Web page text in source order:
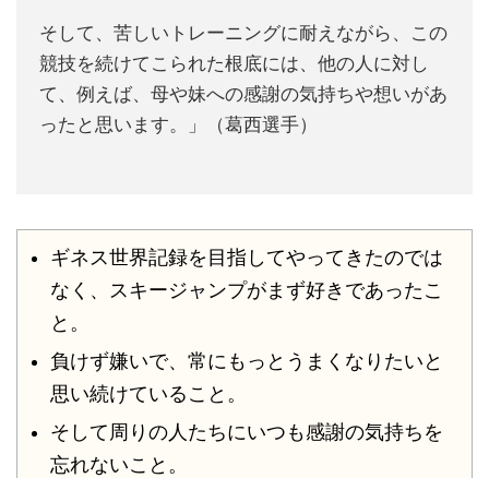
そして、苦しいトレーニングに耐えながら、この
競技を続けてこられた根底には、他の人に対し
て、例えば、母や妹への感謝の気持ちや想いがあ
ったと思います。」（葛西選手）
ギネス世界記録を目指してやってきたのでは
なく、スキージャンプがまず好きであったこ
と。
負けず嫌いで、常にもっとうまくなりたいと
思い続けていること。
そして周りの人たちにいつも感謝の気持ちを
忘れないこと。